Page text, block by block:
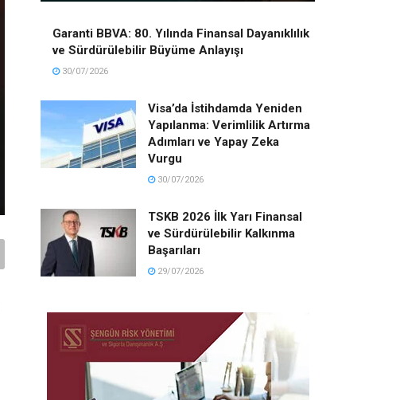
Garanti BBVA: 80. Yılında Finansal Dayanıklılık
ve Sürdürülebilir Büyüme Anlayışı
30/07/2026
Visa’da İstihdamda Yeniden
Yapılanma: Verimlilik Artırma
Adımları ve Yapay Zeka
Vurgu
30/07/2026
TSKB 2026 İlk Yarı Finansal
ve Sürdürülebilir Kalkınma
Başarıları
29/07/2026